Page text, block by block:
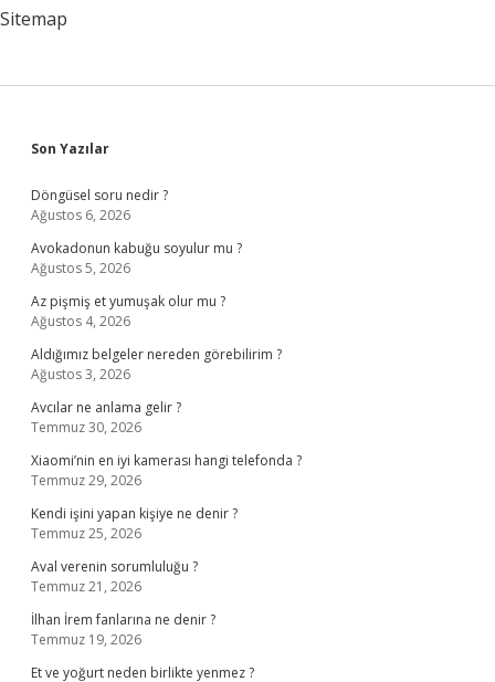
Sitemap
Sidebar
Son Yazılar
Döngüsel soru nedir ?
Ağustos 6, 2026
Avokadonun kabuğu soyulur mu ?
Ağustos 5, 2026
Az pişmiş et yumuşak olur mu ?
Ağustos 4, 2026
Aldığımız belgeler nereden görebilirim ?
Ağustos 3, 2026
Avcılar ne anlama gelir ?
Temmuz 30, 2026
Xiaomi’nin en iyi kamerası hangi telefonda ?
Temmuz 29, 2026
Kendi işini yapan kişiye ne denir ?
Temmuz 25, 2026
Aval verenin sorumluluğu ?
Temmuz 21, 2026
İlhan İrem fanlarına ne denir ?
Temmuz 19, 2026
Et ve yoğurt neden birlikte yenmez ?